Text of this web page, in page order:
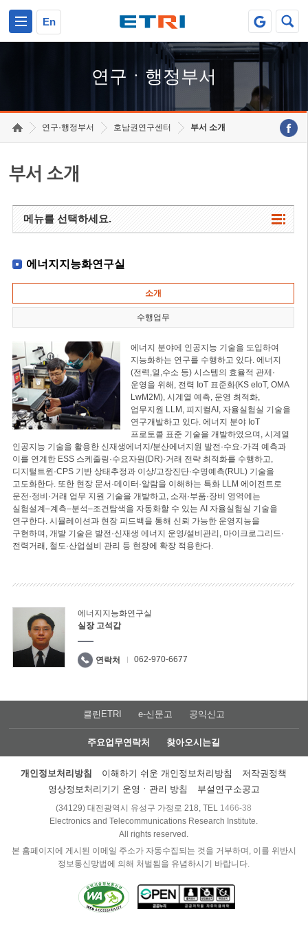
En
연구ㆍ행정부서
연구·행정부서 호남권연구센터 부서 소개
부서 소개
메뉴를 선택하세요.
에너지지능화연구실
소개
수행업무
에너지 분야에 인공지능 기술을 도입하여
지능화하는 연구를 수행하고 있다. 에너지
(전력,열,수소 등) 시스템의 효율적 관제·
운영을 위해, 전력 IoT 표준화(KS eIoT, OMA
LwM2M), 시계열 예측, 운영 최적화,
업무지원 LLM, 피지컬AI, 자율실험실 기술을
연구개발하고 있다. 에너지 분야 IoT
프로토콜 표준 기술을 개발하였으며, 시계열
인공지능 기술을 활용한 신재생에너지/분산에너지원 발전·수요·가격 예측과
이를 연계한 ESS 스케줄링·수요자원(DR)·거래 전략 최적화를 수행하고,
디지털트윈·CPS 기반 상태추정과 이상/고장진단·수명예측(RUL) 기술을
고도화한다. 또한 현장 문서·데이터·알람을 이해하는 특화 LLM 에이전트로
운전·정비·거래 업무 지원 기술을 개발하고, 소재·부품·장비 영역에는
실험설계–계측–분석–조건탐색을 자동화할 수 있는 AI 자율실험실 기술을
연구한다. 시뮬레이션과 현장 피드백을 통해 신뢰 가능한 운영지능을
구현하며, 개발 기술은 발전·신재생 에너지 운영/설비관리, 마이크로그리드·
전력거래, 철도·산업설비 관리 등 현장에 확장 적용한다.
에너지지능화연구실
실장 고석갑
연락처 062-970-6677
클린ETRI e-신문고 공익신고
주요업무연락처 찾아오시는길
개인정보처리방침 이해하기 쉬운 개인정보처리방침
저작권정책
영상정보처리기기 운영ㆍ관리 방침
부설연구소공고
(34129) 대전광역시 유성구 가정로 218, TEL 1466-38
Electronics and Telecommunications Research Institute.
All rights reserved.
본 홈페이지에 게시된 이메일 주소가 자동수집되는 것을 거부하며, 이를 위반시
정보통신망법에 의해 처벌됨을 유념하시기 바랍니다.